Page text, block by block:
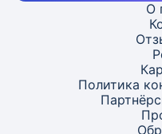
О
Политика